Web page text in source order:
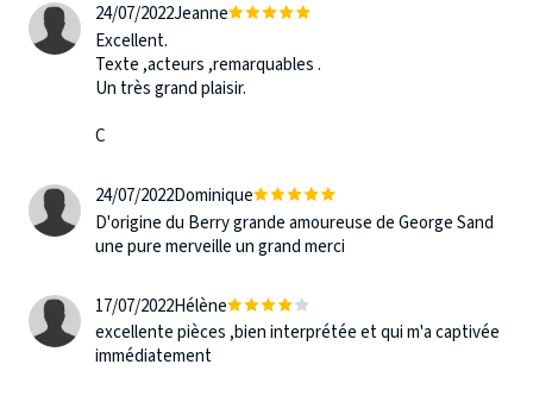
24/07/2022Jeanne
Excellent.
Texte ,acteurs ,remarquables .
Un très grand plaisir.
C
24/07/2022Dominique
D'origine du Berry grande amoureuse de George Sand
une pure merveille un grand merci
17/07/2022Hélène
excellente pièces ,bien interprétée et qui m'a captivée
immédiatement